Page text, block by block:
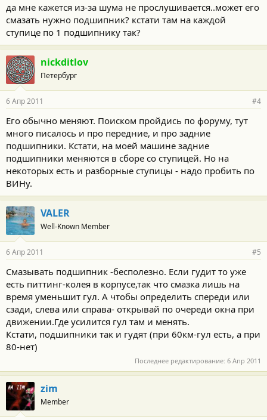
да мне кажется из-за шума не прослушивается..может его
смазать нужно подшипник? кстати там на каждой
ступице по 1 подшипнику так?
nickditlov
Петербург
6 Апр 2011 #4
Его обычно меняют. Поиском пройдись по форуму, тут
много писалось и про передние, и про задние
подшипники. Кстати, на моей машине задние
подшипники меняются в сборе со ступицей. Но на
некоторых есть и разборные ступицы - надо пробить по
ВИНу.
VALER
Well-Known Member
6 Апр 2011 #5
Смазывать подшипник -бесполезно. Если гудит то уже
есть питтинг-колея в корпусе,так что смазка лишь на
время уменьшит гул. А чтобы определить спереди или
сзади, слева или справа- открывай по очереди окна при
движении.Где усилится гул там и менять.
Кстати, подшипники так и гудят (при 60км-гул есть, а при
80-нет)
Последнее редактирование: 6 Апр 2011
zim
Member